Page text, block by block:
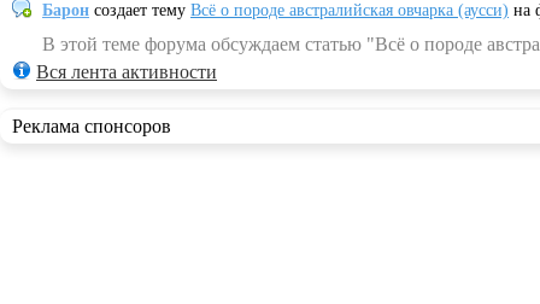
Барон создает тему Всё о породе австралийская овчарка (аусси) на
В этой теме форума обсуждаем статью "Всё о породе
Вся лента активности
Реклама спонсоров